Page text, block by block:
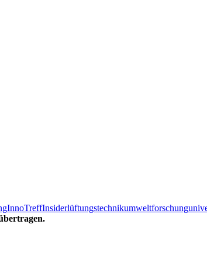
InnoTreffInsiderlüftungstechnikumweltforschung